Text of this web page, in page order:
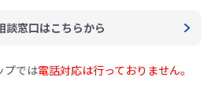
談窓口はこちらから
プでは電話対応は行っておりません。